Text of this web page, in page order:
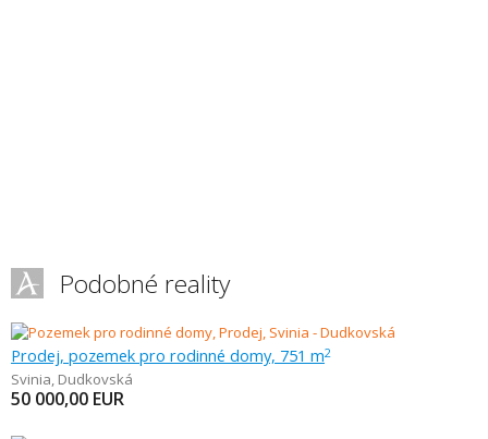
Podobné reality
Prodej, pozemek pro rodinné domy, 751 m2
Svinia, Dudkovská
50 000,00 EUR